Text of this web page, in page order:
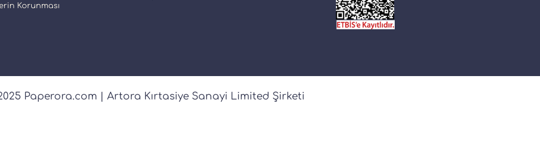
Korunması
Paperora.com | Artora Kırtasiye Sanayi Limited Şirketi